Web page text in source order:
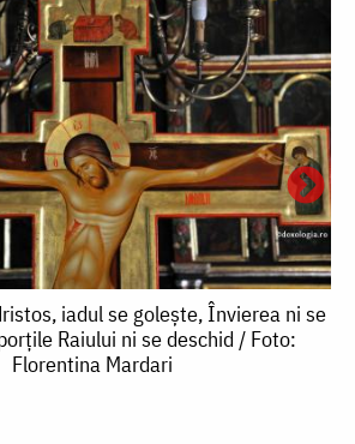
iadul se golește, Învierea ni se
Raiului ni se deschid / Foto:
Florentina Mardari